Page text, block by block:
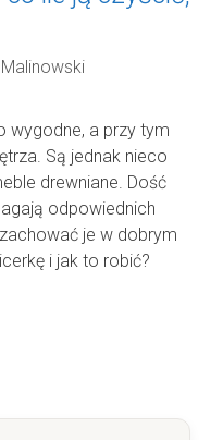
wygodne, a przy tym
Są jednak nieco
drewniane. Dość
odpowiednich
je w dobrym
i jak to robić?